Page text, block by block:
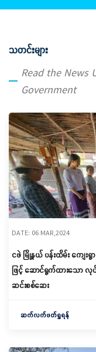
သတင်းများ
Read the News
Government
DATE: 06 MAR,2024
ငဖဲ မြို့နယ် ပန်းထိမ်း ကျေးရွာ
ဖြင့် ဆောင်ရွက်ထားသော လုပ်
ဆင်းစစ်ဆေး
ဆက်လက်ဖတ်ရှုရန်